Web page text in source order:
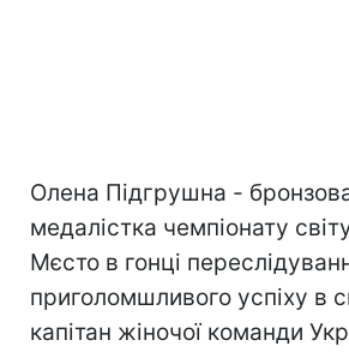
Олена Підгрушна -
медалістка чемпіонату
Мєсто в гонці
приголомшливого успіху в
капітан жіночої команди